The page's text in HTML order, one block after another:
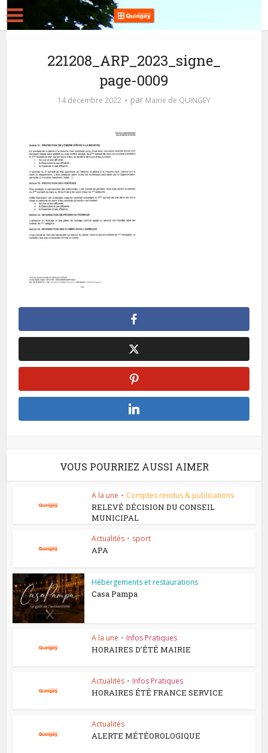
221208_ARP_2023_signe_
page-0009
14 décembre 2022 par Mairie de QUINGEY
VOUS POURRIEZ AUSSI AIMER
A la une • Comptes rendus & publications
RELEVÉ DÉCISION DU CONSEIL
MUNICIPAL
Actualités • sport
APA
Hébergements et restaurations
Casa Pampa
A la une • Infos Pratiques
HORAIRES D’ÉTÉ MAIRIE
Actualités • Infos Pratiques
HORAIRES ÉTÉ FRANCE SERVICE
Actualités
ALERTE MÉTÉOROLOGIQUE